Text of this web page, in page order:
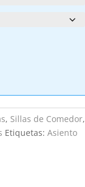
, Sillas de Comedor,
Etiquetas: Asiento